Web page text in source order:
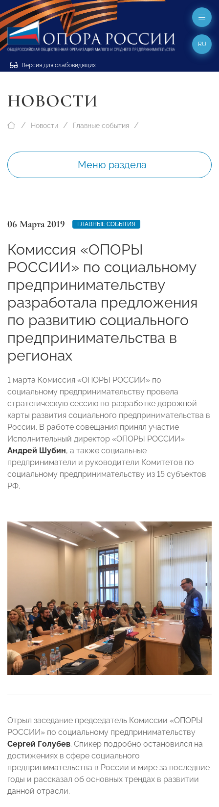
Версия для слабовидящих
RU
НОВОСТИ
Новости Главные события
Меню раздела
06 Марта 2019 ГЛАВНЫЕ СОБЫТИЯ
Комиссия «ОПОРЫ
РОССИИ» по социальному
предпринимательству
разработала предложения
по развитию социального
предпринимательства в
регионах
1 марта Комиссия «ОПОРЫ РОССИИ» по
социальному предпринимательству провела
стратегическую сессию по разработке дорожной
карты развития социального предпринимательства в
России. В работе совещания принял участие
Исполнительный директор «ОПОРЫ РОССИИ»
Андрей Шубин, а также социальные
предприниматели и руководители Комитетов по
социальному предпринимательству из 15 субъектов
РФ.
Отрыл заседание председатель Комиссии «ОПОРЫ
РОССИИ» по социальному предпринимательству
Сергей Голубев. Спикер подробно остановился на
достижениях в сфере социального
предпринимательства в России и мире за последние
годы и рассказал об основных трендах в развитии
данной отрасли.